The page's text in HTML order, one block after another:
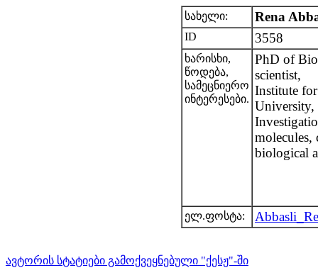
სახელი: Rena
ID 3558
ხარისხი,
წოდება,
სამეცნიერო
ინტერესები.
PhD of
scientist,
Institute
University,
molecules,
biological
ელ.ფოსტა:
ავტორის სტატიები გამოქვეყნებული "ქესჟ"-ში